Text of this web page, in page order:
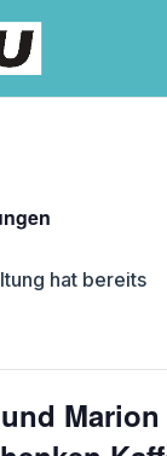
hat bereits
Marion